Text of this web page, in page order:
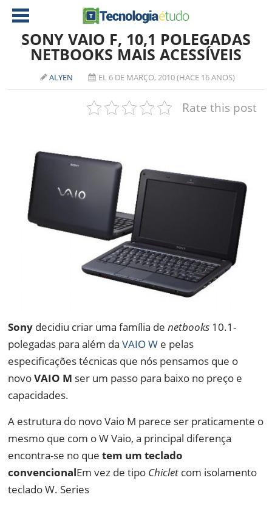
AMD
NVIDIA
SOFTWARE
NOTEBOOKS
TABLETS
NOKIA
DOWNLOADS
ANÁLISE
SONY VAIO F, 10,1 POLEGADAS
NETBOOKS MAIS ACESSÍVEIS
ALYEN EL 6 DE MARÇO, 2010 (HACE 16 ANOS)
Rate this post
Sony decidiu criar uma família denetbooks 10.1-
polegadas para além daVAIO W e pelas
especificações técnicas que nós pensamos que o
novoVAIO M ser um passo para baixo no preço e
capacidades.
A estrutura do novo Vaio M parece ser praticamente o
mesmo que com o W Vaio, a principal diferença
encontra-se no quetem um teclado
convencionalEm vez de tipo Chiclet com isolamento
teclado W. Series